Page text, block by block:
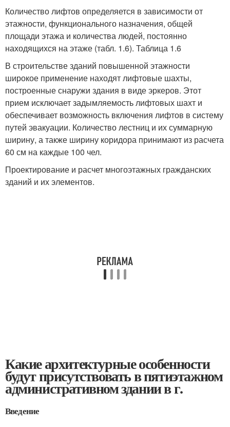
Количество лифтов определяется в зависимости от
этажности, функционального назначения, общей
площади этажа и количества людей, постоянно
находящихся на этаже (табл. 1.6). Таблица 1.6
В строительстве зданий повышенной этажности
широкое применение находят лифтовые шахты,
построенные снаружи здания в виде эркеров. Этот
прием исключает задымляемость лифтовых шахт и
обеспечивает возможность включения лифтов в систему
путей эвакуации. Количество лестниц и их суммарную
ширину, а также ширину коридора принимают из расчета
60 см на каждые 100 чел.
Проектирование и расчет многоэтажных гражданских
зданий и их элементов.
Какие архитектурные особенности
будут присутствовать в пятиэтажном
административном здании в г.
Введение